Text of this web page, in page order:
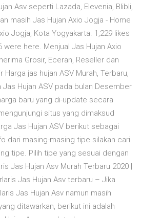
Asv seperti Lazada, Elevenia, Blibli,
masih Jas Hujan Axio Jogja - Home
Jogja, Kota Yogyakarta. 1,229 likes
were here. Menjual Jas Hujan Axio
Grosir, Eceran, Reseller dan
Harga jas hujan ASV Murah, Terbaru,
Jas Hujan ASV pada bulan Desember
baru yang di-update secara
situs yang dimaksud
Jas Hujan ASV berikut sebagai
dari masing-masing tipe silakan cari
tipe. Pilih tipe yang sesuai dengan
Jas Hujan Asv Murah Terbaru 2020 |
Jas Hujan Asv terbaru – Jika
Jas Hujan Asv namun masih
ditawarkan, berikut ini adalah